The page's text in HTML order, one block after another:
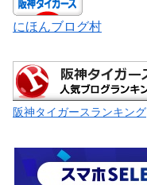
にほんブログ村
阪神タイガースランキング